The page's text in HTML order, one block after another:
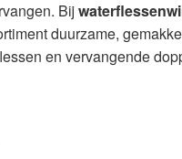
Bij
duurzame,
en vervangende